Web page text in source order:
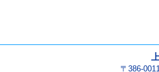
〒386-